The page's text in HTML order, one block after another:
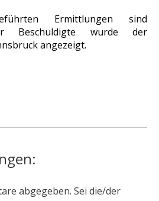
Ermittlungen sind
Beschuldigte wurde der
angezeigt.
abgegeben. Sei die/der